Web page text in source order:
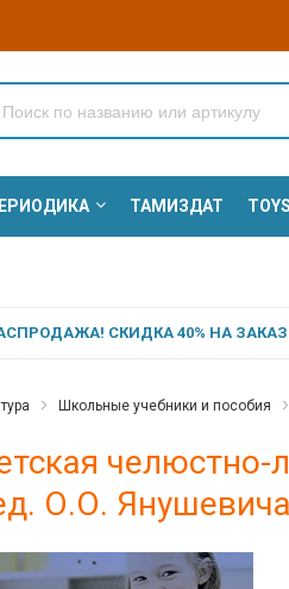
ТАМИЗДАТ
СКИДКА 40% НА
Школьные учебники и пособия
челюстно-
О.О.